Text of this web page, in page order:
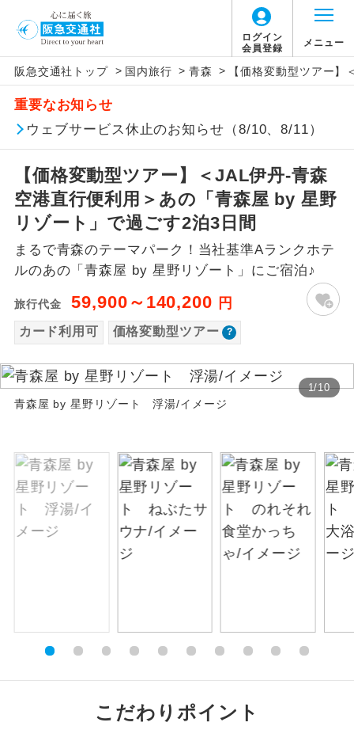
ログイン
会員登録
メニュー
阪急交通社トップ > 国内旅行 > 青森 > 【価格変動型ツアー
重要なお知らせ
ウェブサービス休止のお知らせ（8/10、8/11）
【価格変動型ツアー】＜JAL伊丹-青森
空港直行便利用＞あの「青森屋 by 星野
リゾート」で過ごす2泊3日間
まるで青森のテーマパーク！当社基準Aランクホテ
ルのあの「青森屋 by 星野リゾート」にご宿泊♪
旅行代金 59,900～140,200 円
カード利用可 価格変動型ツアー
1/10
青森屋 by 星野リゾート 浮湯/イメージ
こだわりポイント
アイコン 説明
添乗員同行
往路出発空港（駅）から復路到着空港
（駅）まで同行します。
現地添乗員同
行
現地到着空港（駅）から最終日出発空港
（駅）まで添乗員が同行します。
バスガイド乗
務
バスガイドが乗務し、車内での観光案内
があります。
世界遺産
ユネスコに登録されている文化遺産や自
然遺産を訪ねるコースです。
絶景 絶景スポットに立ち寄るコースです。
露天風呂
ご宿泊ホテルに露天風呂が付いていま
す。
ご宿泊ホテルに大浴場が付いています。
全てのお食事が付いていますので、お食
お部屋食
お部屋にてゆっくりとお召し上がりいた
だけます。
トラベルイヤ
周りの音を気にせず、ガイドさんの説明
「価格変動型ツアー」に関するご案内
価格変動型ツアーとは
賃」を利用したツアーです。
お申し込み時期・ご利用便の空席状況に
よって料金が変動いたします。
以下の注意事項をあらかじめご了承いただき
ますようお願いいたします。
お支払いについて
お支払いは、クレジットカード決済のみとな
ります。
お申し込みの最後にクレジットカード決済を
て、ご旅行の契約が成立となります。
ご予約方法について
ウェブ限定コースとなりますので、コールセ
ンター及びカウンターでのお申し込みはでき